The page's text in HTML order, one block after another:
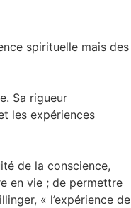
spirituelle mais des
Sa rigueur
les expériences
de la conscience,
en vie ; de permettre
« l’expérience de